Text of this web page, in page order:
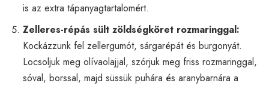
is az extra tápanyagtartalomért.
Zelleres-répás sült zöldségköret rozmaringgal:
Kockázzunk fel zellergumót, sárgarépát és burgonyát.
Locsoljuk meg olívaolajjal, szórjuk meg friss rozmaringgal,
sóval, borssal, majd süssük puhára és aranybarnára a